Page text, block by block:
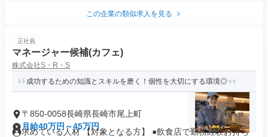
この企業の類似求人を見る
正社員
マネージャー候補(カフェ)
株式会社S・R・S
成功するための知識とスキルを磨く！個性を大切にする環境◎
〒850-0058長崎県長崎市尾上町
月給40万円～45万円
求めている人材 【対象となる方】 ●飲食店で勤務経験お持ち